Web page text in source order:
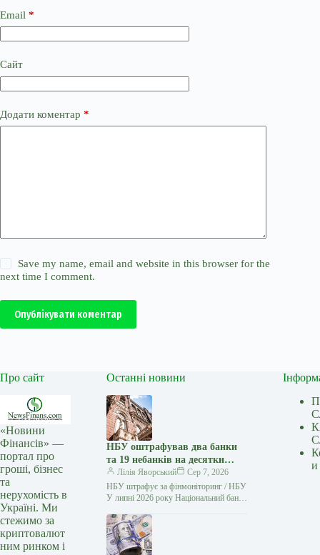
Email *
Сайт
Додати коментар *
Save my name, email and website in this browser for the
next time I comment.
Опублікувати коментар
Про сайт
«Новини
Фінансів» —
портал про
гроші, бізнес
та
нерухомість в
Україні. Ми
стежимо за
криптовалют
ним ринком і
Останні новини
НБУ оштрафував два банки
та 19 небанків на десятки
мільйонів гривень
Лілія Яворський
Сер 7, 2026
НБУ штрафує за фінмоніторинг / НБУ
У липні 2026 року Національний банк
двох банків та…
и